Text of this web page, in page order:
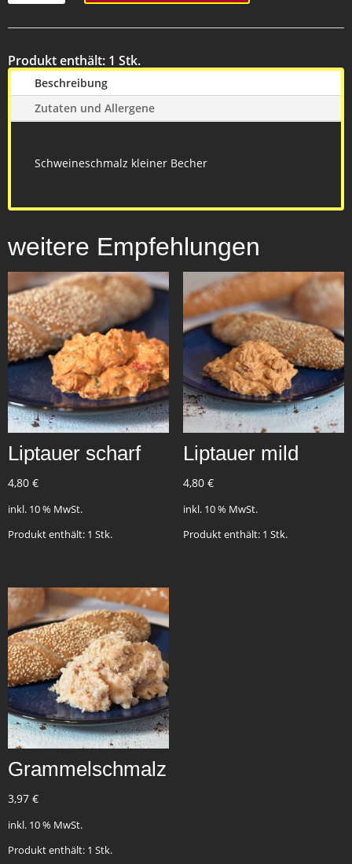
Menge
Produkt enthält: 1 Stk.
Beschreibung
Zutaten und Allergene
Schweineschmalz kleiner Becher
weitere Empfehlungen
Liptauer scharf
4,80 €
inkl. 10 % MwSt.
Produkt enthält: 1 Stk.
Liptauer mild
4,80 €
inkl. 10 % MwSt.
Produkt enthält: 1 Stk.
Grammelschmalz
3,97 €
inkl. 10 % MwSt.
Produkt enthält: 1 Stk.